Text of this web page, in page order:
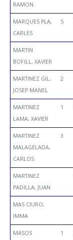
RAMON
MARQUES PLA,
CARLES
5
MARTIN
BOFILL, XAVIER
MARTINEZ GIL,
JOSEP MANEL
2
MARTINEZ
LAMA, XAVIER
1
MARTINEZ
MALAGELADA,
CARLOS
3
MARTINEZ
PADILLA, JUAN
MAS CIURO,
IMMA
MASOS
1